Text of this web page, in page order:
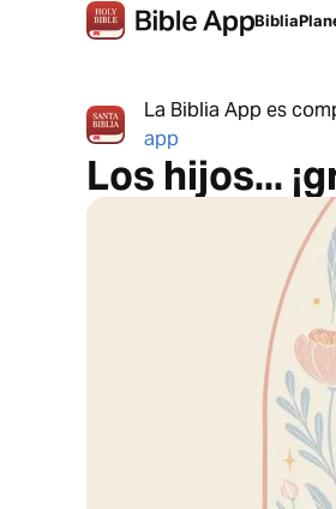
Biblia
La Biblia App es
app
Los hijos...